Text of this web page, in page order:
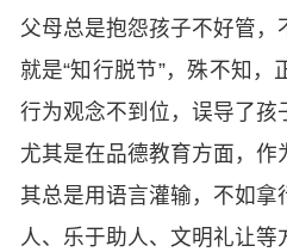
父母总是抱怨孩子不好管，
就是“知行脱节”，殊不知
行为观念不到位，误导了孩
尤其是在品德教育方面，作
其总是用语言灌输，不如拿
人、乐于助人、文明礼让